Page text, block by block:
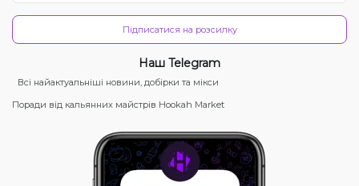
Підписатися на розсилку
Наш Telegram
Всі найактуальніші новини, добірки та мікси
Поради від кальянних майстрів Hookah Market